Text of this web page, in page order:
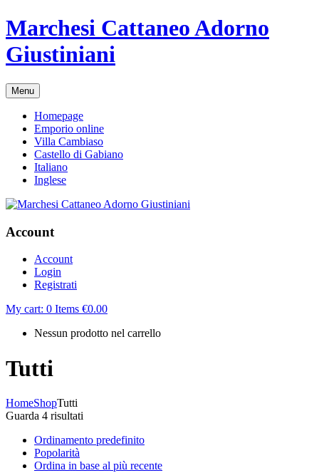
Marchesi Cattaneo Adorno
Giustiniani
Menu
Homepage
Emporio online
Villa Cambiaso
Castello di Gabiano
Italiano
Inglese
Account
Account
Login
Registrati
My cart: 0 Items €0.00
Nessun prodotto nel carrello
Tutti
HomeShopTutti
Guarda 4 risultati
Ordinamento predefinito
Popolarità
Ordina in base al più recente